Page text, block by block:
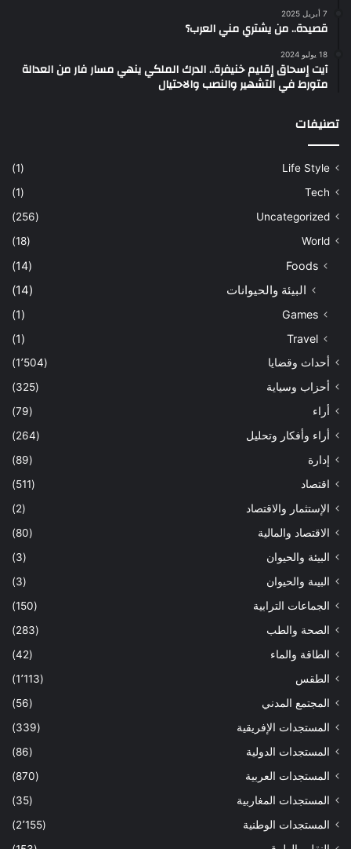
7 أبريل 2025
قصيدة.. من يشتري مني العرب؟
18 يوليو 2024
آيت إسحاق إقليم خنيفرة.. الدرك الملكي ينهي مسار فار من العدالة
متورط في التشهير والنصب والاحتيال
تصنيفات
Life Style
(1)
Tech
(1)
Uncategorized
(256)
World
(18)
Foods
(14)
البيئة والحيوانات (14)
Games
(1)
Travel
(1)
أحداث وقضايا
(1٬504)
أحزاب وسياية
(325)
أراء
(79)
أراء وأفكار وتحليل
(264)
إدارة
(89)
اقتصاد
(511)
الإستثمار والاقتصاد
(2)
الاقتصاد والمالية
(80)
البيئة والحيوان
(3)
البيىة والحيوان
(3)
الجماعات الترابية
(150)
الصحة والطب
(283)
الطاقة والماء
(42)
الطقس
(1٬113)
المجتمع المدني
(56)
المستجدات الإفريقية
(339)
المستجدات الدولية
(86)
المستجدات العربية
(870)
المستجدات المغاربية
(35)
المستجدات الوطنية
(2٬155)